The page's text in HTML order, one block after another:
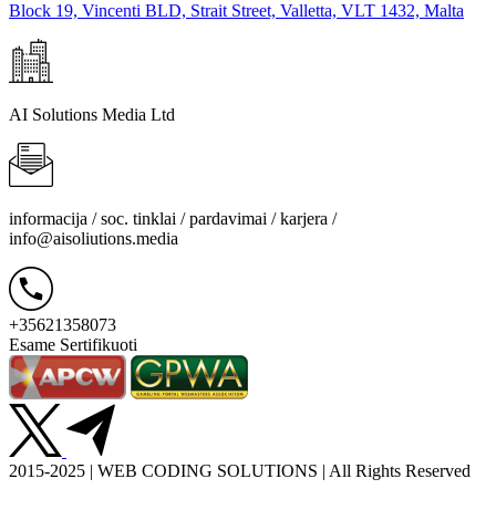
Block 19, Vincenti BLD, Strait Street, Valletta, VLT 1432, Malta
AI Solutions Media Ltd
informacija / soc. tinklai / pardavimai / karjera /
info@aisoliutions.media
+35621358073
Esame Sertifikuoti
2015-2025 | WEB CODING SOLUTIONS | All Rights Reserved